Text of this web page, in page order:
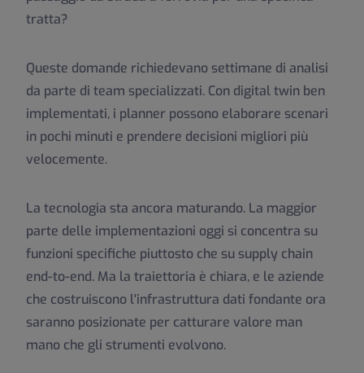
tratta?
Queste domande richiedevano settimane di analisi
da parte di team specializzati. Con digital twin ben
implementati, i planner possono elaborare scenari
in pochi minuti e prendere decisioni migliori più
velocemente.
La tecnologia sta ancora maturando. La maggior
parte delle implementazioni oggi si concentra su
funzioni specifiche piuttosto che su supply chain
end-to-end. Ma la traiettoria è chiara, e le aziende
che costruiscono l'infrastruttura dati fondante ora
saranno posizionate per catturare valore man
mano che gli strumenti evolvono.